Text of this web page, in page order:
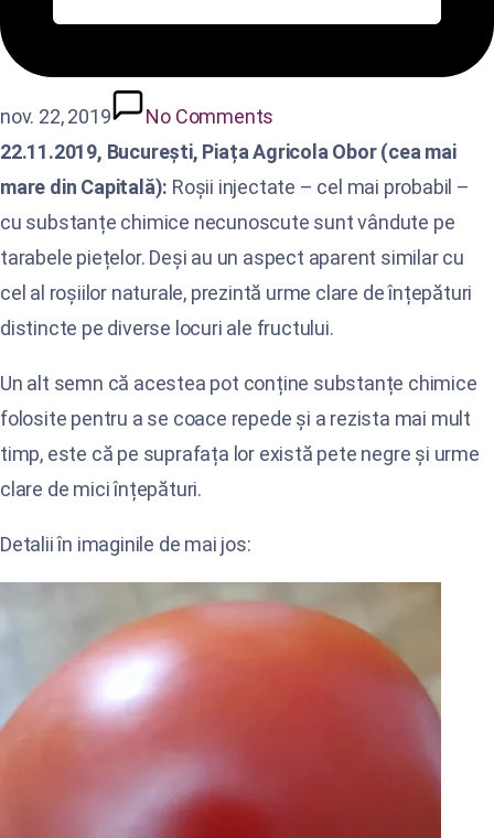
nov. 22, 2019
No Comments
22.11.2019, București, Piața Agricola Obor (cea mai
mare din Capitală): Roșii injectate – cel mai probabil –
cu substanțe chimice necunoscute sunt vândute pe
tarabele piețelor. Deși au un aspect aparent similar cu
cel al roșiilor naturale, prezintă urme clare de înțepături
distincte pe diverse locuri ale fructului.
Un alt semn că acestea pot conține substanțe chimice
folosite pentru a se coace repede și a rezista mai mult
timp, este că pe suprafața lor există pete negre și urme
clare de mici înțepături.
Detalii în imaginile de mai jos: